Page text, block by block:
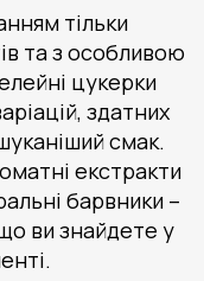
тільки
та з особливою
цукерки
здатних
смак.
екстракти
барвники –
ви знайдете у